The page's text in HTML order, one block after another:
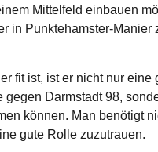
Mittelfeld einbauen
in Punktehamster-
fit ist, ist er nicht nur
Darmstadt 98,
können. Man benötigt
gute Rolle zuzutrauen.